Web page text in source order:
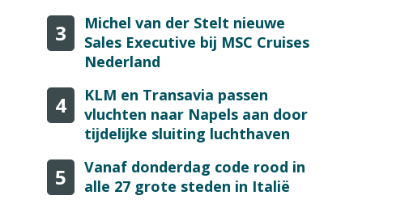
3
Michel van der Stelt nieuwe
Sales Executive bij MSC Cruises
Nederland
4
KLM en Transavia passen
vluchten naar Napels aan door
tijdelijke sluiting luchthaven
5
Vanaf donderdag code rood in
alle 27 grote steden in Italië